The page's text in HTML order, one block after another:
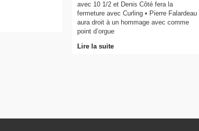
avec 10 1/2 et Denis Côté fera la
fermeture avec Curling • Pierre Falardeau
aura droit à un hommage avec comme
point d’orgue
Lire la suite